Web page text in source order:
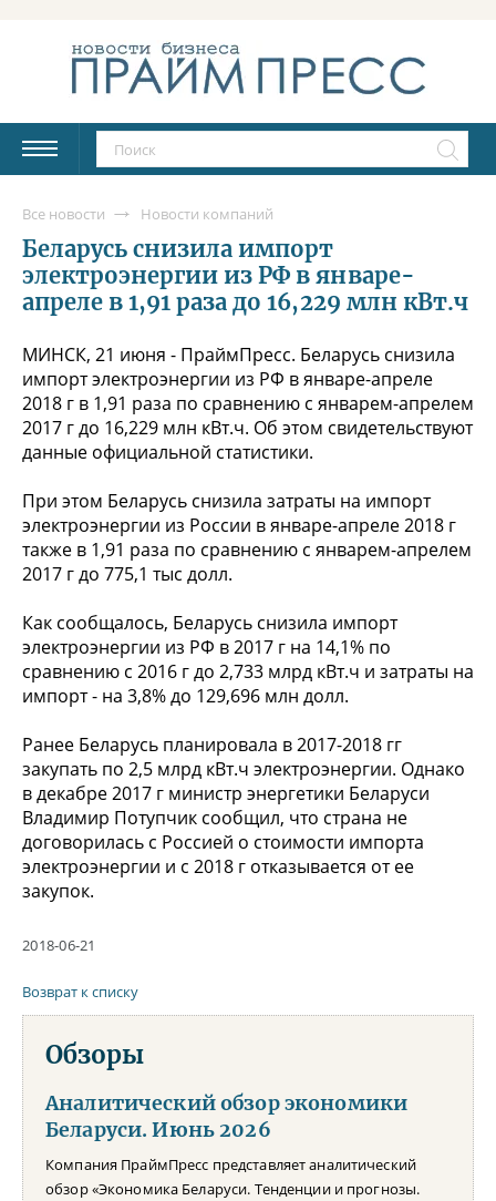
Все новости Новости компаний
Беларусь снизила импорт
электроэнергии из РФ в январе-
апреле в 1,91 раза до 16,229 млн кВт.ч
МИНСК, 21 июня - ПраймПресс. Беларусь снизила
импорт электроэнергии из РФ в январе-апреле
2018 г в 1,91 раза по сравнению с январем-апрелем
2017 г до 16,229 млн кВт.ч. Об этом свидетельствуют
данные официальной статистики.
При этом Беларусь снизила затраты на импорт
электроэнергии из России в январе-апреле 2018 г
также в 1,91 раза по сравнению с январем-апрелем
2017 г до 775,1 тыс долл.
Как сообщалось, Беларусь снизила импорт
электроэнергии из РФ в 2017 г на 14,1% по
сравнению с 2016 г до 2,733 млрд кВт.ч и затраты на
импорт - на 3,8% до 129,696 млн долл.
Ранее Беларусь планировала в 2017-2018 гг
закупать по 2,5 млрд кВт.ч электроэнергии. Однако
в декабре 2017 г министр энергетики Беларуси
Владимир Потупчик сообщил, что страна не
договорилась с Россией о стоимости импорта
электроэнергии и с 2018 г отказывается от ее
закупок.
2018-06-21
Возврат к списку
Обзоры
Аналитический обзор экономики
Беларуси. Июнь 2026
Компания ПраймПресс представляет аналитический
обзор «Экономика Беларуси. Тенденции и прогнозы.